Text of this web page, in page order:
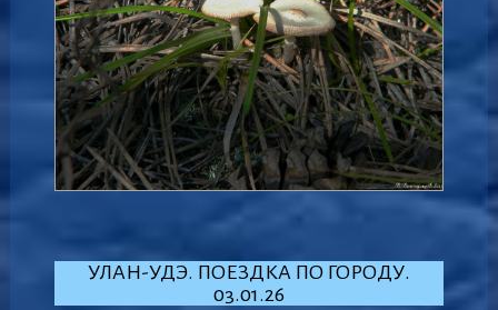
УЛАН-УДЭ. ПОЕЗДКА ПО ГОРОДУ.
03.01.26